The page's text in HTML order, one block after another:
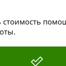
стоимость